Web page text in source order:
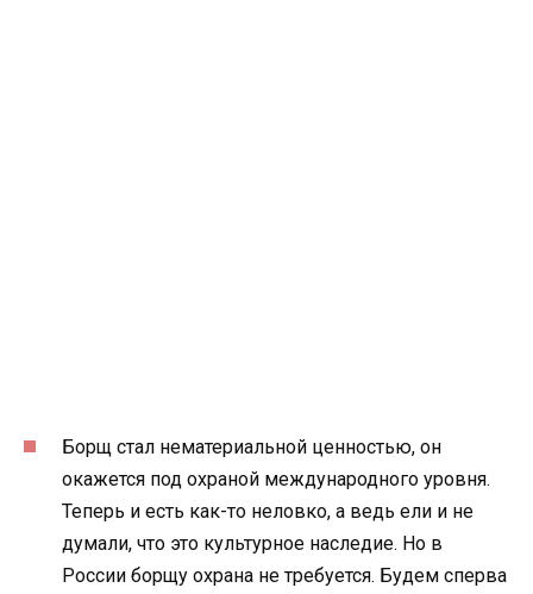
Борщ стал нематериальной ценностью, он
окажется под охраной международного уровня.
Теперь и есть как-то неловко, а ведь ели и не
думали, что это культурное наследие. Но в
России борщу охрана не требуется. Будем сперва